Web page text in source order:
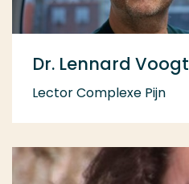
Dr. Lennard Voogt
Lector Complexe Pijn